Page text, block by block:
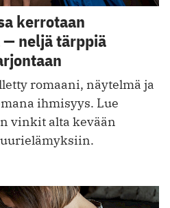
kerrotaan
neljä tärppiä
romaani, näytelmä ja
ihmisyys. Lue
vinkit alta kevään